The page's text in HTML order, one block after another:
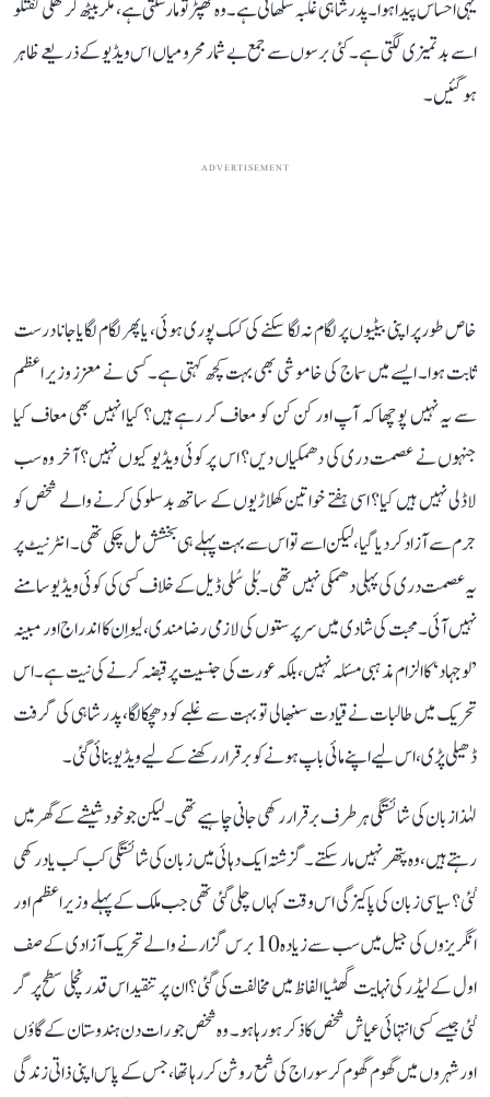
یہی احساس پیدا ہوا۔ پدر شاہی غلبہ سکھاتی ہے۔ وہ تھپڑ تو مار سکتی ہے، مگر بیٹھ کر کھلی گفتگو
اسے بدتمیزی لگتی ہے۔ کئی برسوں سے جمع بے شمار محرومیاں اس ویڈیو کے ذریعے ظاہر
ہو گئیں۔
ADVERTISEMENT
خاص طور پر اپنی بیٹیوں پر لگام نہ لگا سکنے کی کسک پوری ہوئی، یا پھر لگام لگایا جانا درست
ثابت ہوا۔ ایسے میں سماج کی خاموشی بھی بہت کچھ کہتی ہے۔ کسی نے معزز وزیر اعظم
سے یہ نہیں پوچھا کہ آپ اور کن کن کو معاف کر رہے ہیں؟ کیا انہیں بھی معاف کیا
جنہوں نے عصمت دری کی دھمکیاں دیں؟ اس پر کوئی ویڈیو کیوں نہیں؟ آخر وہ سب
لاڈلی نہیں ہیں کیا؟ اسی ہفتے خواتین کھلاڑیوں کے ساتھ بدسلوکی کرنے والے شخص کو
جرم سے آزاد کر دیا گیا، لیکن اسے تو اس سے بہت پہلے ہی بخشش مل چکی تھی۔ انٹرنیٹ پر
یہ عصمت دری کی پہلی دھمکی نہیں تھی۔ بُلی سُلی ڈیل کے خلاف کسی کی کوئی ویڈیو سامنے
نہیں آئی۔ محبت کی شادی میں سرپرستوں کی لازمی رضامندی، لیو اِن کا اندراج اور مبینہ
’لو جہاد‘ کا الزام مذہبی مسئلہ نہیں، بلکہ عورت کی جنسیت پر قبضہ کرنے کی نیت ہے۔ اس
تحریک میں طالبات نے قیادت سنبھالی تو بہت سے غلبے کو دھچکا لگا، پدر شاہی کی گرفت
ڈھیلی پڑی، اس لیے اپنے مائی باپ ہونے کو برقرار رکھنے کے لیے ویڈیو بنائی گئی۔
لہٰذا زبان کی شائستگی ہر طرف برقرار رکھی جانی چاہیے تھی۔ لیکن جو خود شیشے کے گھر میں
رہتے ہیں، وہ پتھر نہیں مار سکتے۔ گزشتہ ایک دہائی میں زبان کی شائستگی کب کب یاد رکھی
گئی؟ سیاسی زبان کی پاکیزگی اس وقت کہاں چلی گئی تھی جب ملک کے پہلے وزیر اعظم اور
انگریزوں کی جیل میں سب سے زیادہ 10 برس گزارنے والے تحریک آزادی کے صف
اول کے لیڈر کی نہایت گھٹیا الفاظ میں مخالفت کی گئی؟ ان پر تنقید اس قدر نچلی سطح پر گر
گئی جیسے کسی انتہائی عیاش شخص کا ذکر ہو رہا ہو۔ وہ شخص جو رات دن ہندوستان کے گاؤں
اور شہروں میں گھوم گھوم کر سوراج کی شمع روشن کر رہا تھا، جس کے پاس اپنی ذاتی زندگی